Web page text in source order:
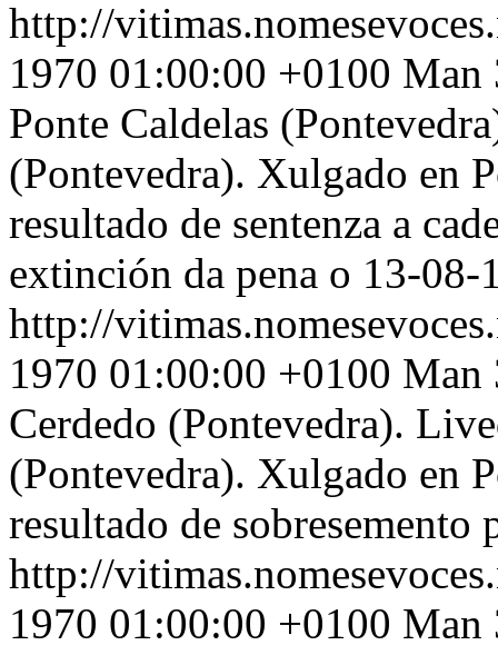
http://
1970 01:00:00 +0100 Man
Ponte Caldelas
(Pontevedra). Xulgado en
resultado de sentenza a
extinción da pena o 13-08-
http://
1970 01:00:00 +0100 Man
Cerdedo (Pontevedra).
(Pontevedra). Xulgado en
resultado de sobresemento
http://
1970 01:00:00 +0100 Man